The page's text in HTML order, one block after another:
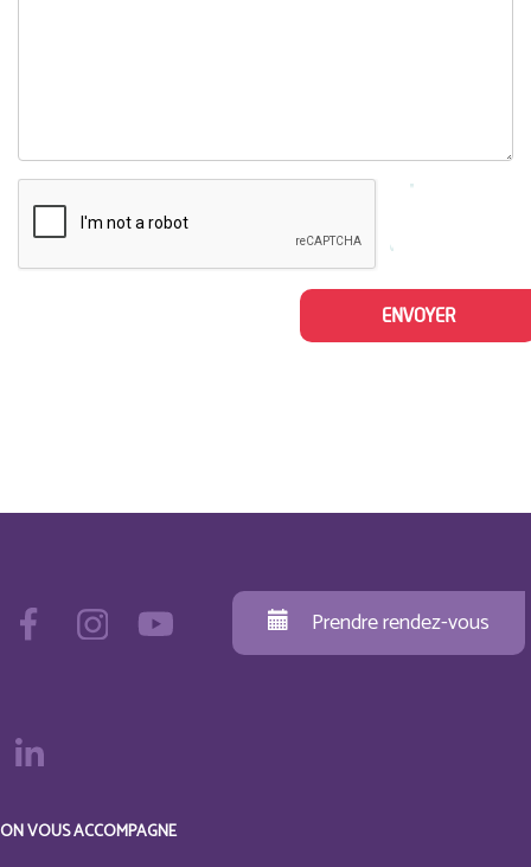
Prendre rendez-vous
ON VOUS ACCOMPAGNE